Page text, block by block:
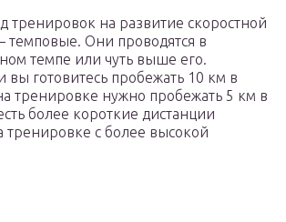
на развитие скоростной
темповые. Они проводятся в
темпе или чуть выше его.
вы готовитесь пробежать 10 км в
тренировке нужно пробежать 5 км в
более короткие дистанции
тренировке с более высокой